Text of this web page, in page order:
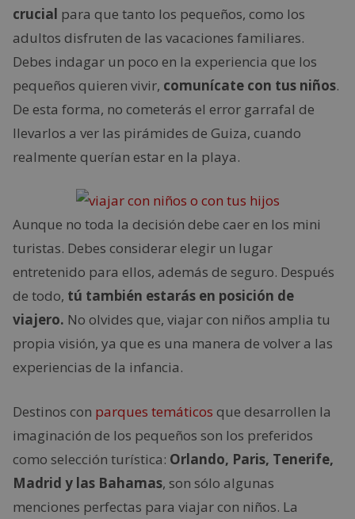
crucial para que tanto los pequeños, como los
adultos disfruten de las vacaciones familiares.
Debes indagar un poco en la experiencia que los
pequeños quieren vivir, comunícate con tus niños.
De esta forma, no cometerás el error garrafal de
llevarlos a ver las pirámides de Guiza, cuando
realmente querían estar en la playa.
Aunque no toda la decisión debe caer en los mini
turistas. Debes considerar elegir un lugar
entretenido para ellos, además de seguro. Después
de todo, tú también estarás en posición de
viajero. No olvides que, viajar con niños amplia tu
propia visión, ya que es una manera de volver a las
experiencias de la infancia.
Destinos con parques temáticos que desarrollen la
imaginación de los pequeños son los preferidos
como selección turística: Orlando, Paris, Tenerife,
Madrid y las Bahamas, son sólo algunas
menciones perfectas para viajar con niños. La